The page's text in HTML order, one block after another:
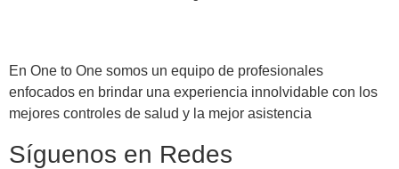
En One to One somos un equipo de profesionales
enfocados en brindar una experiencia innolvidable con los
mejores controles de salud y la mejor asistencia
Síguenos en Redes